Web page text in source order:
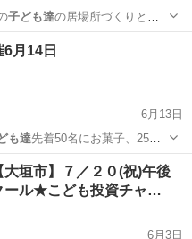
子ども達の居場所づくりと私
他 不登校
月14日
6月13日
も達先着50名にお菓子、25家
祭り 子ども食堂
大垣市】７／２０(祝)午後
ール★こども投資チャ…
6月3日